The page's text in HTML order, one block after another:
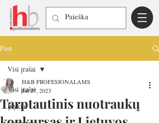
Post
Visi įrašai
Įvykiai
Visi įrašai
Tarptautinis nuotraukų
H&B PROFESIONALAMS
Jul 27, 2023